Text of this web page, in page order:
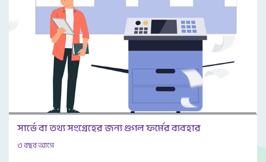
সার্ভে বা তথ্য সংগ্রেহের জন্য গুগল ফর্মের ব্যবহার
৩ বছর আগে